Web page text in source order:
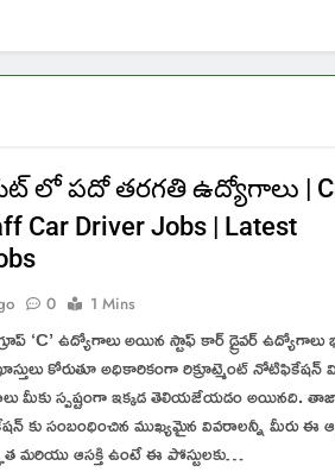
లో పదో తరగతి ఉద్యోగాలు |
Car Driver Jobs | Latest
0 1 Mins
‘C’ ఉద్యోగాలు అయిన స్టాఫ్ కార్ డ్రైవర్ ఉద్యోగాలు
కోరుతూ అధికారికంగా రిక్రూట్మెంట్
మీకు స్పష్టంగా ఇక్కడ తెలియజేయడం అయినది.
సంబంధించిన ముఖ్యమైన వివరాలన్నీ మీరు ఈ
మరియు ఆసక్తి ఉంటే ఈ పోస్టులకు…